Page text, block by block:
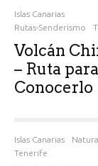
Islas Canarias
Rutas-Senderismo
Volcán
– Ruta para
Conocerlo
Islas Canarias
Tenerife